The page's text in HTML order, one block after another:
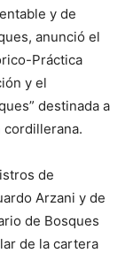
y de
anunció el
Práctica
y el
destinada a
de
Arzani y de
de Bosques
de la cartera